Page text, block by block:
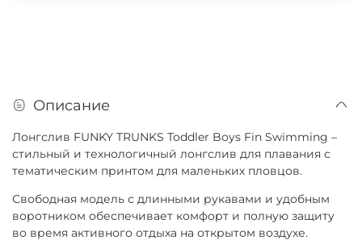
Описание
Лонгслив FUNKY TRUNKS Toddler Boys Fin Swimming –
стильный и технологичный лонгслив для плавания с
тематическим принтом для маленьких пловцов.
Свободная модель с длинными рукавами и удобным
воротником обеспечивает комфорт и полную защиту
во время активного отдыха на открытом воздухе.